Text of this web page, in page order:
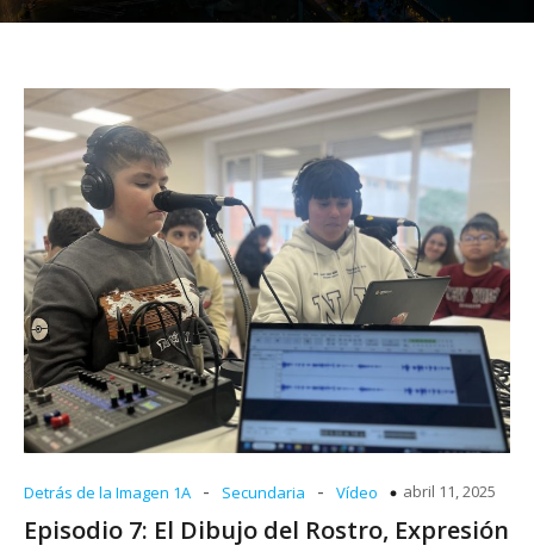
Detrás de la Imagen 1A - Secundaria - Vídeo abril 11, 2025
Episodio 7: El Dibujo del Rostro, Expresión